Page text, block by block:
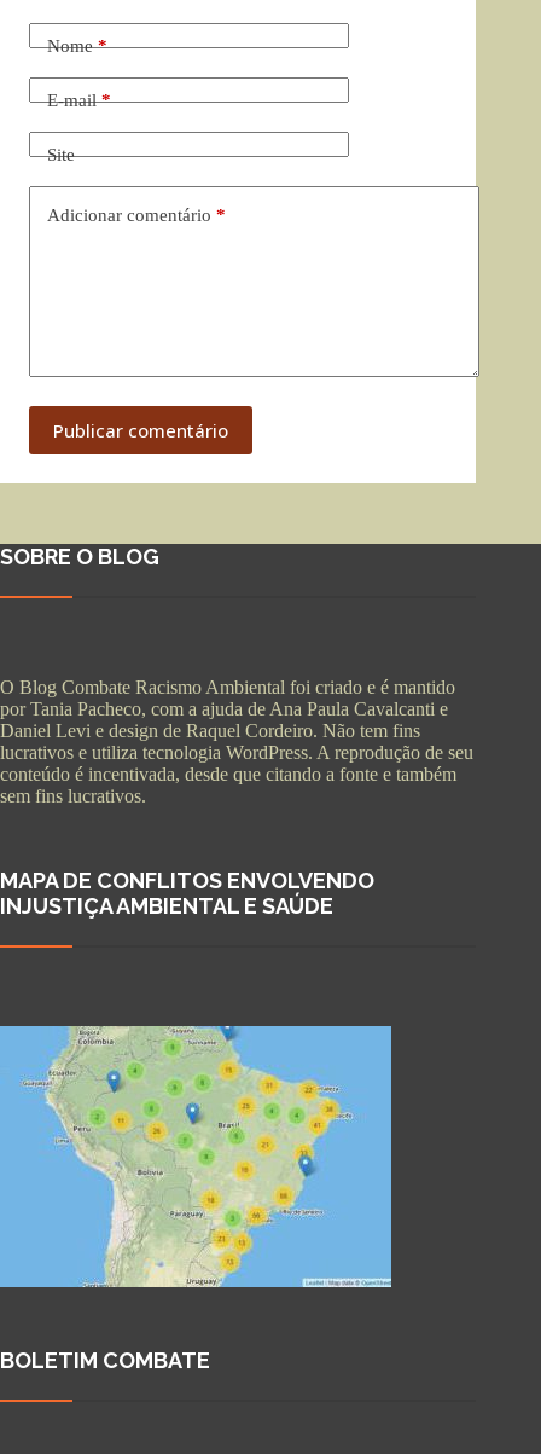
Nome*
E-mail*
Site
Adicionar comentário *
Publicar comentário
SOBRE O BLOG
O Blog Combate Racismo Ambiental foi criado e é mantido
por Tania Pacheco, com a ajuda de Ana Paula Cavalcanti e
Daniel Levi e design de Raquel Cordeiro. Não tem fins
lucrativos e utiliza tecnologia WordPress. A reprodução de seu
conteúdo é incentivada, desde que citando a fonte e também
sem fins lucrativos.
MAPA DE CONFLITOS ENVOLVENDO
INJUSTIÇA AMBIENTAL E SAÚDE
BOLETIM COMBATE